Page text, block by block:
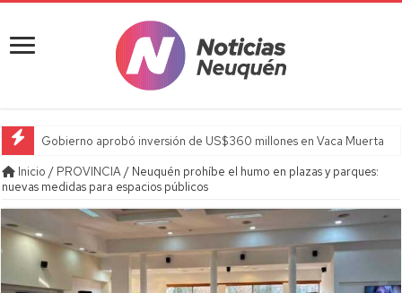
Gobierno aprobó inversión de US$360 millones en Vaca Muerta
Inicio / PROVINCIA/ Neuquén prohíbe el humo en plazas y parques:
nuevas medidas para espacios públicos